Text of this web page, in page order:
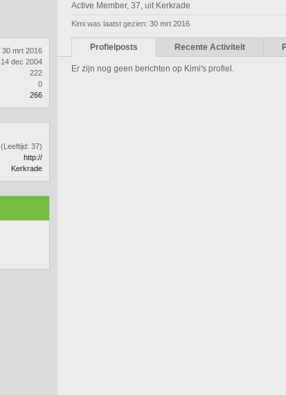
30 mrt 2016
14 dec 2004
222
0
266
(Leeftijd: 37)
http://
Kerkrade
Active Member, 37,uit Kerkrade
Kimi was laatst gezien: 30 mrt 2016
Profielposts Recente Activiteit
Er zijn nog geen berichten op Kimi's profiel.